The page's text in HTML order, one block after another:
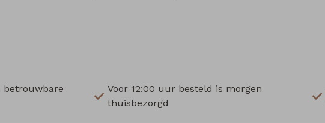
betrouwbare
Voor 12:00 uur besteld is morgen
thuisbezorgd